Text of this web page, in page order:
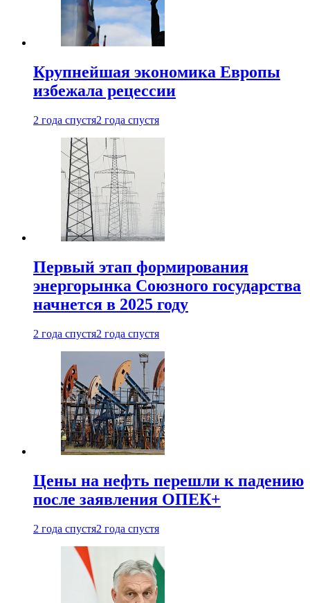
Крупнейшая экономика Европы
избежала рецессии
2 года спустя2 года спустя
Первый этап формирования
энергорынка Союзного государства
начнется в 2025 году
2 года спустя2 года спустя
Цены на нефть перешли к падению
после заявления ОПЕК+
2 года спустя2 года спустя